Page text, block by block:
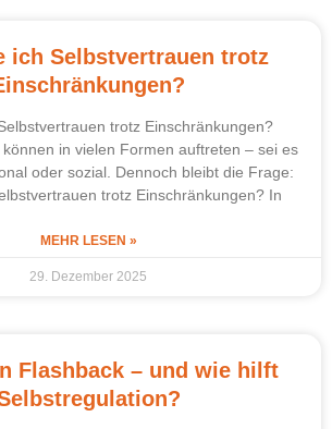
ich Selbstvertrauen trotz
trotz Einschränkungen?
in vielen Formen auftreten – sei es
oder sozial. Dennoch bleibt die Frage:
trotz Einschränkungen? In
MEHR LESEN »
29. Dezember 2025
Flashback – und wie hilft